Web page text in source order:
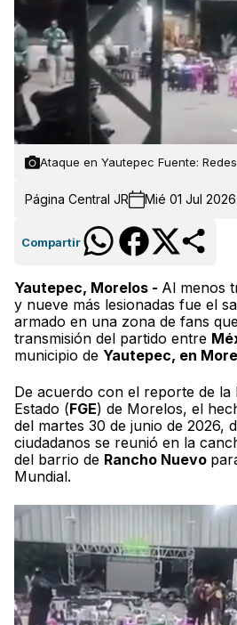
Ataque en Yautepec Fuente:
Página Central JR Mié 01 Jul
Compartir
Yautepec, Morelos - Al menos
y nueve más lesionadas fue el
armado en una zona de fans
transmisión del partido entre
municipio de Yautepec, en
De acuerdo con el reporte de la
Estado (FGE) de Morelos, el
del martes 30 de junio de 2026,
ciudadanos se reunió en la
del barrio de Rancho Nuevo
Mundial.